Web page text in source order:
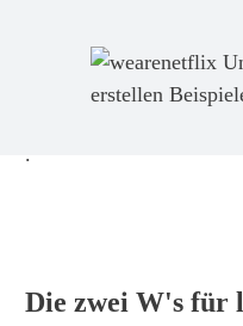
.
Die zwei W's für